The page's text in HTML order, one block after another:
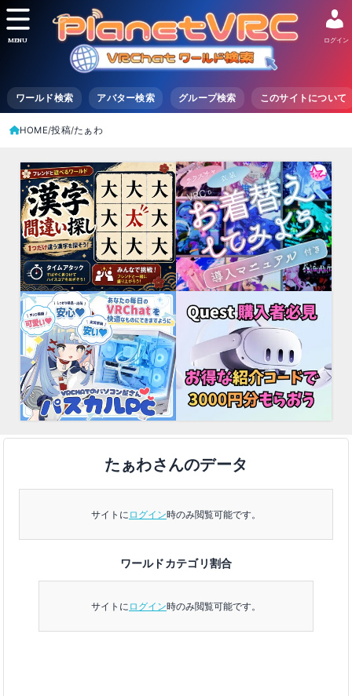
ワールド検索 アバター検索 グループ検索 このサイトについて
ログイン
MENU
HOME 投稿 たぁわ
たぁわさんのデータ
サイトに ログイン時のみ閲覧可能です。
ワールドカテゴリ割合
サイトに ログイン時のみ閲覧可能です。